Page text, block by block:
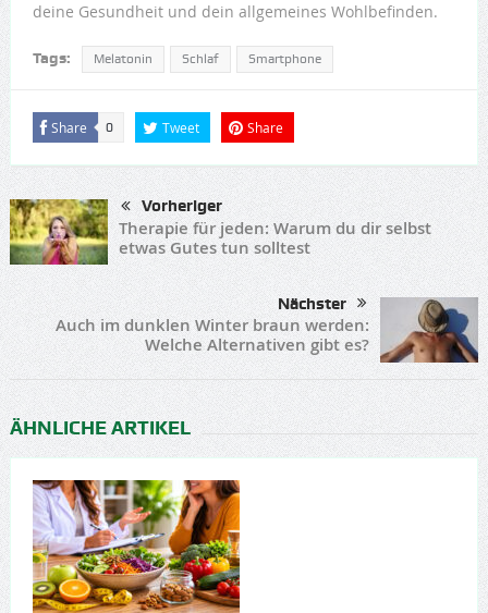
deine Gesundheit und dein allgemeines Wohlbefinden.
Tags: Melatonin Schlaf Smartphone
Share 0 Tweet Share
Vorheriger
Therapie für jeden: Warum du dir selbst
etwas Gutes tun solltest
Nächster
Auch im dunklen Winter braun werden:
Welche Alternativen gibt es?
ÄHNLICHE ARTIKEL